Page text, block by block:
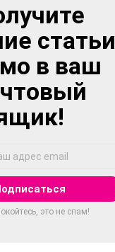
статьи
в ваш
это не спам!